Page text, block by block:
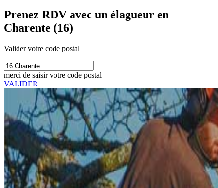
Prenez RDV avec un élagueur en
Charente (16)
Valider votre code postal
merci de saisir votre code postal
VALIDER